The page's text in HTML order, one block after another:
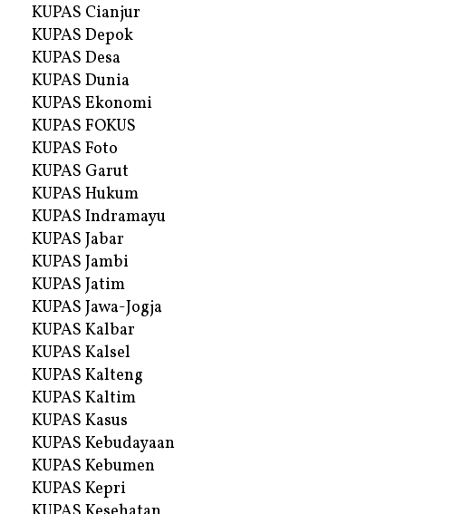
KUPAS Cianjur
KUPAS Depok
KUPAS Desa
KUPAS Dunia
KUPAS Ekonomi
KUPAS FOKUS
KUPAS Foto
KUPAS Garut
KUPAS Hukum
KUPAS Indramayu
KUPAS Jabar
KUPAS Jambi
KUPAS Jatim
KUPAS Jawa-Jogja
KUPAS Kalbar
KUPAS Kalsel
KUPAS Kalteng
KUPAS Kaltim
KUPAS Kasus
KUPAS Kebudayaan
KUPAS Kebumen
KUPAS Kepri